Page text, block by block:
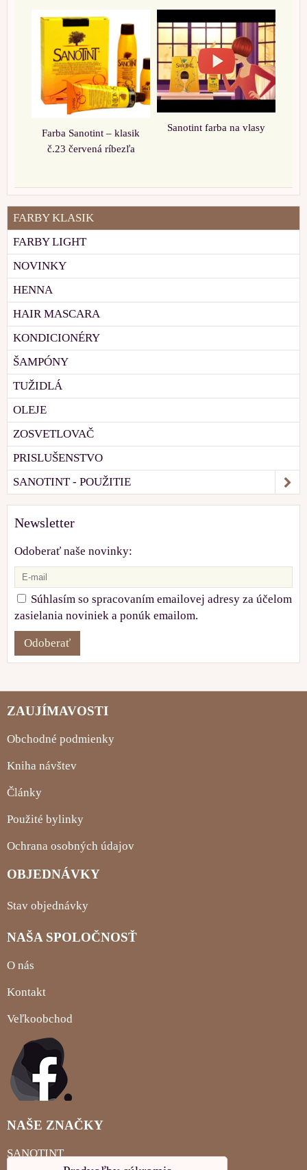
Farba Sanotint – klasik
č.23 červená ríbezľa
Sanotint farba na vlasy
FARBY KLASIK
FARBY LIGHT
NOVINKY
HENNA
HAIR MASCARA
KONDICIONÉRY
ŠAMPÓNY
TUŽIDLÁ
OLEJE
ZOSVETLOVAČ
PRISLUŠENSTVO
SANOTINT - POUŽITIE
Newsletter
Odoberať naše novinky:
Súhlasím so spracovaním emailovej adresy za účelom
zasielania noviniek a ponúk emailom.
Odoberať
ZAUJÍMAVOSTI
Obchodné podmienky
Kniha návštev
Články
Použité bylinky
Ochrana osobných údajov
OBJEDNÁVKY
Stav objednávky
NAŠA SPOLOČNOSŤ
O nás
Kontakt
Veľkoobchod
NAŠE ZNAČKY
SANOTINT